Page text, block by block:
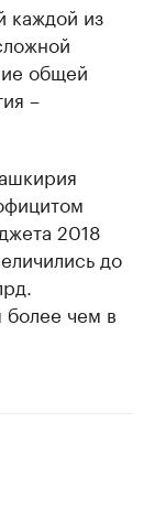
каждой из
общей
–
2018
до
чем в